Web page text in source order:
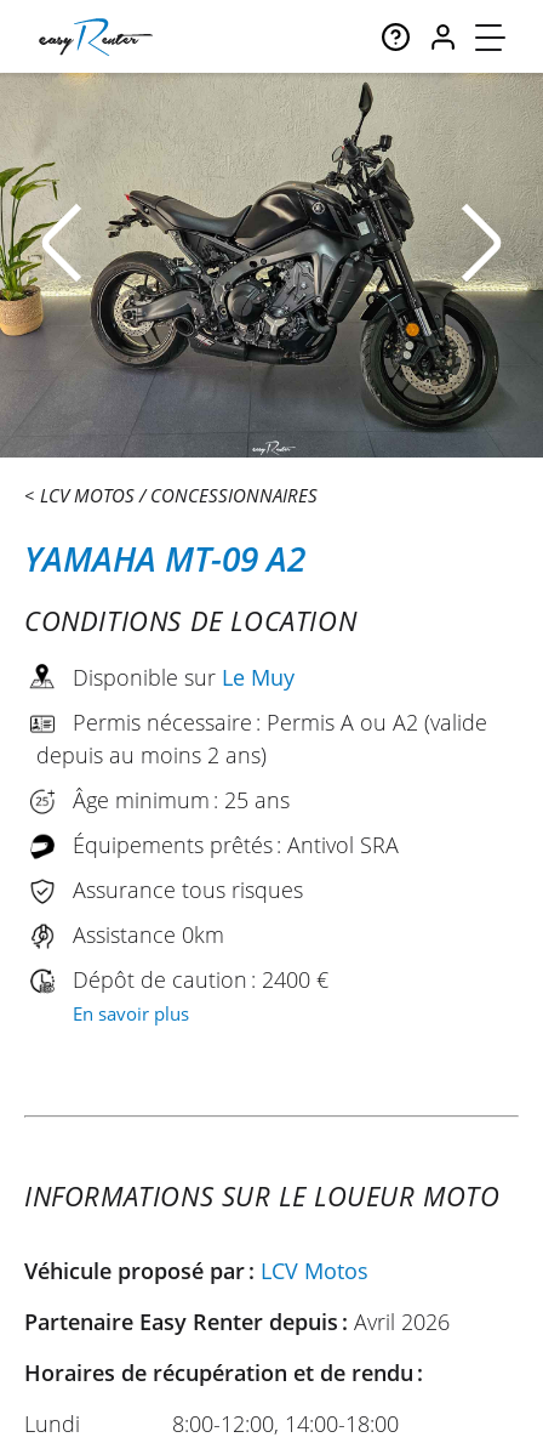
LCV MOTOS CONCESSIONNAIRES
YAMAHA MT-09 A2
CONDITIONS DE LOCATION
Disponible sur Le Muy
Permis nécessaire : Permis A ou A2 (valide
depuis au moins 2 ans)
Âge minimum : 25 ans
Équipements prêtés : Antivol SRA
Assurance tous risques
Assistance 0km
Dépôt de caution : 2400 €
En savoir plus
INFORMATIONS SUR LE LOUEUR MOTO
Véhicule proposé par : LCV Motos
Partenaire Easy Renter depuis : Avril 2026
Horaires de récupération et de rendu :
Lundi
8:00-12:00, 14:00-18:00